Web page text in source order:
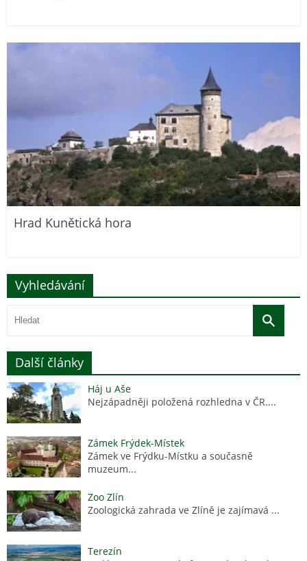
Hrad Kunětická hora
Vyhledávání
Další články
Háj u Aše
Nejzápadněji položená rozhledna v ČR....
Zámek Frýdek-Místek
Zámek ve Frýdku-Místku a současně
muzeum...
Zoo Zlín
Zoologická zahrada ve Zlíně je zajímavá ...
Terezín